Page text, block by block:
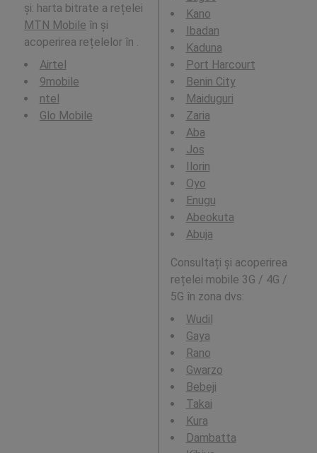
și: harta bitrate a rețelei
MTN Mobile în și
acoperirea rețelelor în .
Airtel
9mobile
ntel
Glo Mobile
Kano
Ibadan
Kaduna
Port Harcourt
Benin City
Maiduguri
Zaria
Aba
Jos
Ilorin
Oyo
Enugu
Abeokuta
Abuja
Consultați și acoperirea
rețelei mobile 3G / 4G /
5G în zona dvs:
Wudil
Gaya
Rano
Gwarzo
Bebeji
Takai
Kura
Dambatta